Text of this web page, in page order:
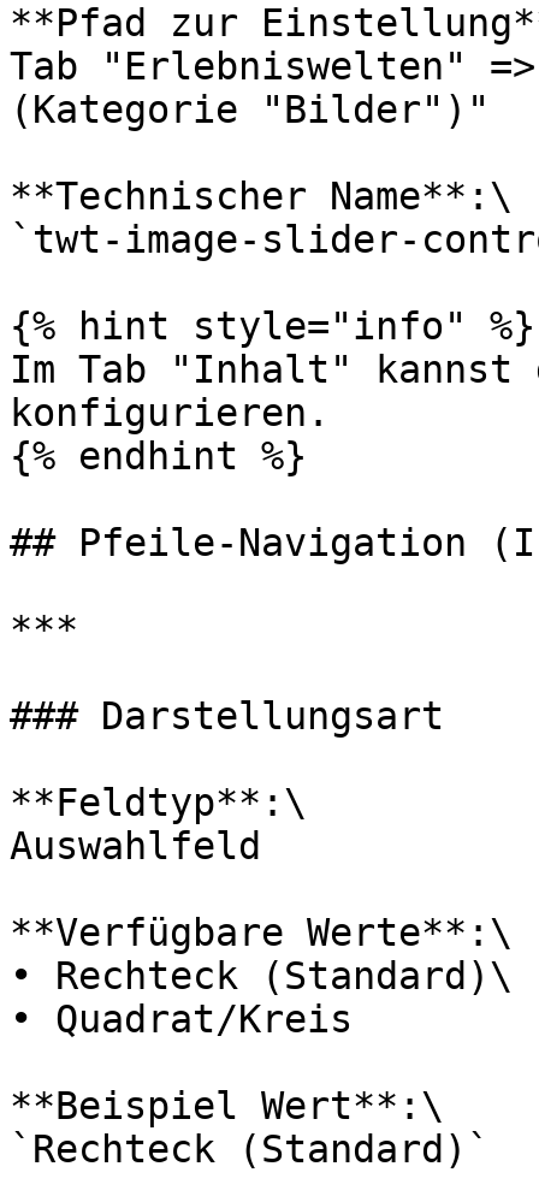
**Pfad zur
Tab "Erlebniswelten"
(Kategorie "Bilder")"
**Technischer Name**:\
`twt-image-slider-
{% hint style="info" %}
Im Tab "Inhalt"
konfigurieren.
{% endhint %}
## Pfeile-Navigation
***
### Darstellungsart
**Feldtyp**:\
Auswahlfeld
**Verfügbare Werte**:\
• Rechteck (Standard)\
• Quadrat/Kreis
**Beispiel Wert**:\
`Rechteck (Standard)`